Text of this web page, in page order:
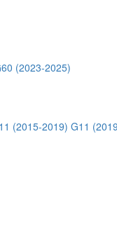
(2023-2025)
(2015-2019) G11